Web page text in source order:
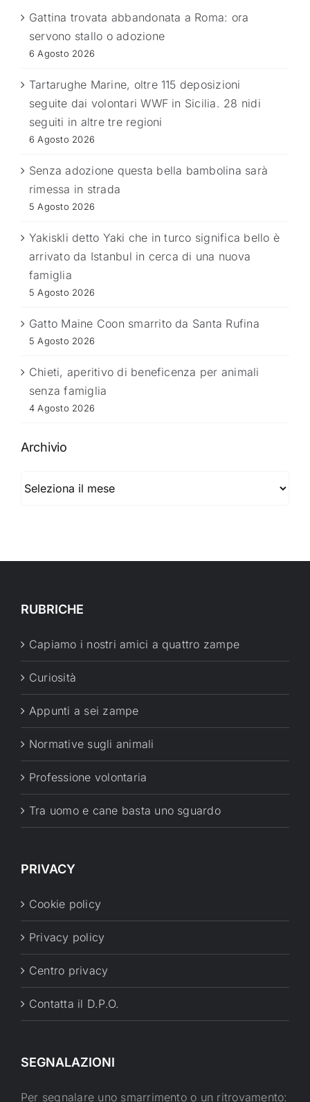
Gattina trovata abbandonata a Roma: ora
servono stallo o adozione
6 Agosto 2026
Tartarughe Marine, oltre 115 deposizioni
seguite dai volontari WWF in Sicilia. 28 nidi
seguiti in altre tre regioni
6 Agosto 2026
Senza adozione questa bella bambolina sarà
rimessa in strada
5 Agosto 2026
Yakiskli detto Yaki che in turco significa bello è
arrivato da Istanbul in cerca di una nuova
famiglia
5 Agosto 2026
Gatto Maine Coon smarrito da Santa Rufina
5 Agosto 2026
Chieti, aperitivo di beneficenza per animali
senza famiglia
4 Agosto 2026
Archivio
RUBRICHE
Capiamo i nostri amici a quattro zampe
Curiosità
Appunti a sei zampe
Normative sugli animali
Professione volontaria
Tra uomo e cane basta uno sguardo
PRIVACY
Cookie policy
Privacy policy
Centro privacy
Contatta il D.P.O.
SEGNALAZIONI
Per segnalare uno smarrimento o un ritrovamento: